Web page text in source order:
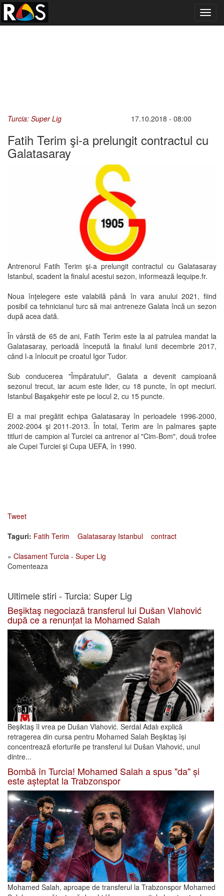
Turcia: Super Lig 17.10.2018 - 08:00
Fatih Terim şi-a prelungit contractul cu
Galatasaray
Antrenorul Fatih Terim şi-a prelungit contractul cu Galatasaray
Istanbul, scadent la finalul acestui sezon, informează lequipe.fr.
Noua înţelegere este valabilă până în vara anului 2021, fiind
posibil ca tehnicianul turc să mai antreneze Galata încă un sezon
după acea dată.
În vârstă de 65 de ani, Fatih Terim este la al patrulea mandat la
Galatasaray, perioadă începută la finalul lunii decembrie 2017,
când l-a înlocuit pe croatul Igor Tudor.
Sub conducerea "Împăratului", Galata a devenit campioană
sezonul trecut, iar acum este lider, cu 18 puncte, în opt meciuri.
Istanbul Başakşehir este pe locul 2, cu 15 puncte.
El a mai pregătit echipa Galatasaray în perioadele 1996-2000,
2002-2004 şi 2011-2013. În total, Terim are în palmares şapte
titluri de campion al Turciei ca antrenor al "Cim-Bom", două trofee
ale Cupei Turciei şi Cupa UEFA, în 1990.
Tweet
Taguri: Fatih Terim Galatasaray Istanbul
contract
» Clasament Turcia - Super Lig
Comenteaza
Ultimele stiri - Turcia: Super Lig
Beşiktaş negociază transferul lui Dušan Vlahović
după ce a renunțat la Mohamed Salah
Beşiktaş îl vrea pe Dušan Vlahović. Serdal Adalı explică
retragerea din cursa pentru Mohamed Salah Beşiktaş își
concentrează eforturile pe transferul lui Dušan Vlahović, unul
dintre...
Bombă în Turcia! Mohamed Salah a spus "da" și
este așteptat la Trabzonspor
Mohamed Salah, aproape de transferul la Trabzonspor Mohamed